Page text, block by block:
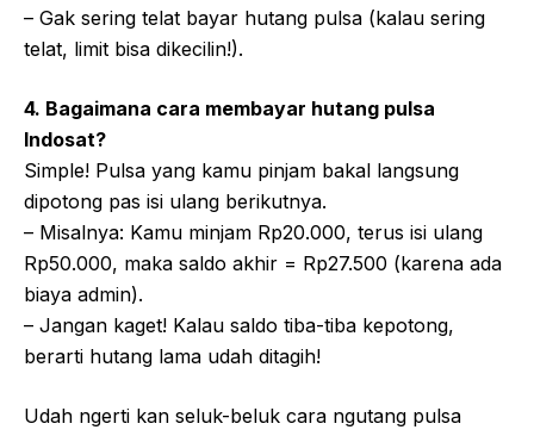
– Gak sering telat bayar hutang pulsa (kalau sering
telat, limit bisa dikecilin!).
4. Bagaimana cara membayar hutang pulsa
Indosat?
Simple! Pulsa yang kamu pinjam bakal langsung
dipotong pas isi ulang berikutnya.
– Misalnya: Kamu minjam Rp20.000, terus isi ulang
Rp50.000, maka saldo akhir = Rp27.500 (karena ada
biaya admin).
– Jangan kaget! Kalau saldo tiba-tiba kepotong,
berarti hutang lama udah ditagih!
Udah ngerti kan seluk-beluk cara ngutang pulsa